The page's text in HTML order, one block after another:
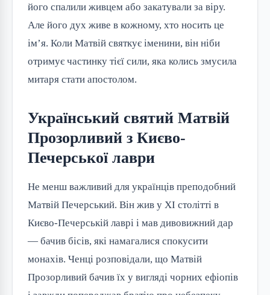
його спалили живцем або закатували за віру.
Але його дух живе в кожному, хто носить це
ім’я. Коли Матвій святкує іменини, він ніби
отримує частинку тієї сили, яка колись змусила
митаря стати апостолом.
Український святий Матвій
Прозорливий з Києво-
Печерської лаври
Не менш важливий для українців преподобний
Матвій Печерський. Він жив у XI столітті в
Києво-Печерській лаврі і мав дивовижний дар
— бачив бісів, які намагалися спокусити
монахів. Ченці розповідали, що Матвій
Прозорливий бачив їх у вигляді чорних ефіопів